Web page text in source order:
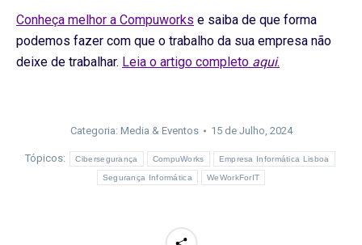
Conheça melhor a Compuworks e saiba de que forma
podemos fazer com que o trabalho da sua empresa não
deixe de trabalhar. Leia o artigo completo aqui.
Categoria: Media & Eventos 15 de Julho, 2024
Tópicos: Cibersegurança CompuWorks Empresa Informática Lisboa
Segurança Informática WeWorkForIT